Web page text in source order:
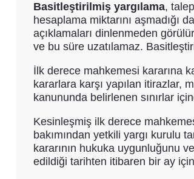
Basitleştirilmiş yargılama,
hesaplama miktarını aşmadığı
açıklamaları dinlenmeden
ve bu süre uzatılamaz.
İlk derece mahkemesi kararına
kararlara karşı yapılan itirazlar,
kanununda belirlenen sınırlar
Kesinleşmiş ilk derece
bakımından yetkili yargı kurulu
kararının hukuka uygunluğunu
edildiği tarihten itibaren bir ay